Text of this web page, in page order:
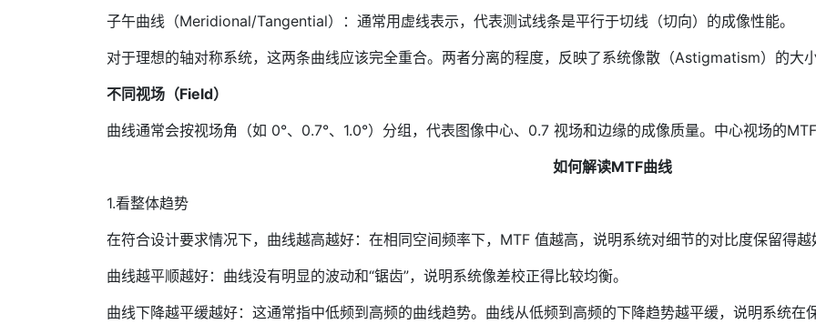
子午曲线（Meridional/Tangential）：通常用虚线表示，代表测试线条是平行于切线（切向）的成像性能。
对于理想的轴对称系统，这两条曲线应该完全重合。两者分离的程度，反映了系统像散（Astigmatism）的大小
不同视场（Field）
曲线通常会按视场角（如 0°、0.7°、1.0°）分组，代表图像中心、0.7 视场和边缘的成像质量。中心视场的MTF
如何解读MTF曲线
1.看整体趋势
在符合设计要求情况下，曲线越高越好：在相同空间频率下，MTF 值越高，说明系统对细节的对比度保留得越
曲线越平顺越好：曲线没有明显的波动和“锯齿”，说明系统像差校正得比较均衡。
曲线下降越平缓越好：这通常指中低频到高频的曲线趋势。曲线从低频到高频的下降趋势越平缓，说明系统在